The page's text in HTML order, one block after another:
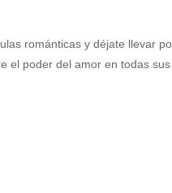
románticas y déjate llevar
el poder del amor en todas sus